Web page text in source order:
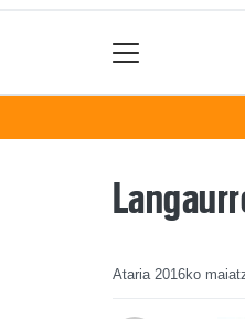
Ataria 2016ko